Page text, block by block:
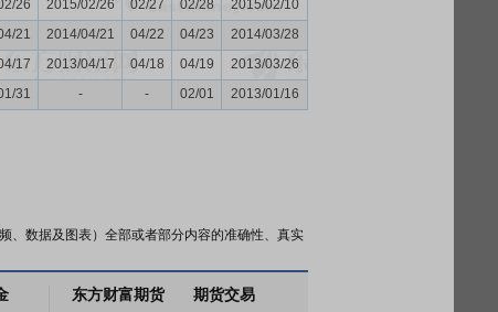
26 2015/02/26 02/27 02/28
2015/02/10
21 2014/04/21 04/22 04/23
2014/03/28
17 2013/04/17 04/18 04/19
2013/03/26
31 - - 02/01 2013/01/16
、数据及图表）全部或者部分内容的准确性、真实
东方财富期货 期货交易